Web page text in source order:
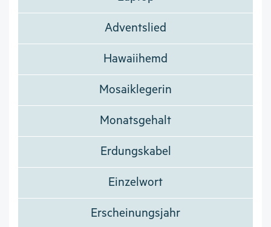
Adventslied
Hawaiihemd
Mosaiklegerin
Monatsgehalt
Erdungskabel
Einzelwort
Erscheinungsjahr